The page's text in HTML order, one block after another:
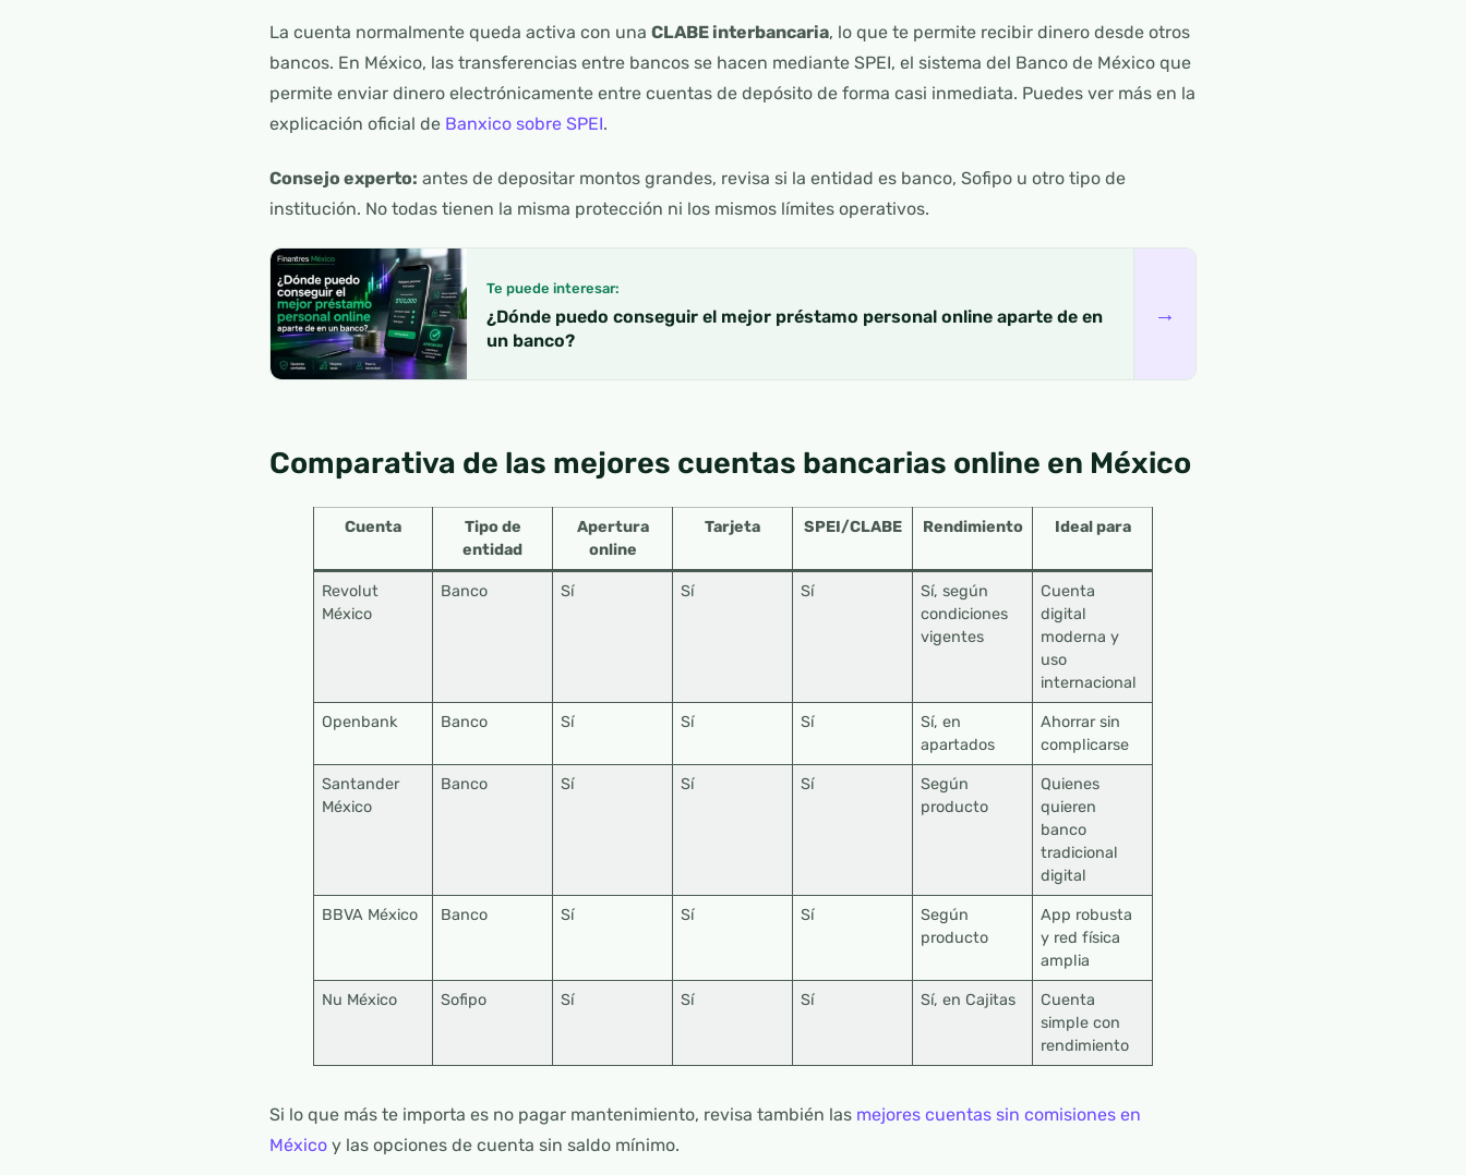
La cuenta normalmente queda activa con una CLABE interbancaria, lo que te permite recibir dinero desde otros
bancos. En México, las transferencias entre bancos se hacen mediante SPEI, el sistema del Banco de México que
permite enviar dinero electrónicamente entre cuentas de depósito de forma casi inmediata. Puedes ver más en la
explicación oficial de Banxico sobre SPEI.
Consejo experto: antes de depositar montos grandes, revisa si la entidad es banco, Sofipo u otro tipo de
institución. No todas tienen la misma protección ni los mismos límites operativos.
Te puede interesar:
¿Dónde puedo conseguir el mejor préstamo personal online aparte de en
un banco?
→
Comparativa de las mejores cuentas bancarias online en México
Cuenta
Tipo de
entidad
Apertura
online
Tarjeta SPEI/CLABE Rendimiento Ideal para
Revolut
México
Banco Sí Sí Sí
Sí, según
condiciones
vigentes
Cuenta
digital
moderna y
uso
internacional
Openbank Banco Sí Sí Sí
Sí, en
apartados
Ahorrar sin
complicarse
Santander
México
Banco Sí Sí Sí
Según
producto
Quienes
quieren
banco
tradicional
digital
BBVA México Banco Sí Sí Sí
Según
producto
App robusta
y red física
amplia
Nu México Sofipo Sí Sí Sí Sí, en Cajitas
Cuenta
simple con
rendimiento
Si lo que más te importa es no pagar mantenimiento, revisa también las mejores cuentas sin comisiones en
México y las opciones de cuenta sin saldo mínimo.